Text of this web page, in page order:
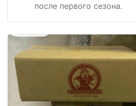
после первого сезона.